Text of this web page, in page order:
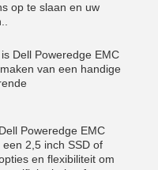
op te slaan en uw
Dell Poweredge EMC
van een handige
Poweredge EMC
2,5 inch SSD of
en flexibiliteit om